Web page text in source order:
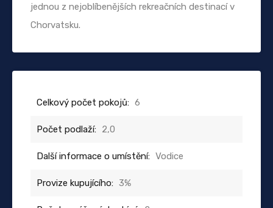
jednou z nejoblíbenějších rekreačních destinací v
Chorvatsku.
Celkový počet pokojů: 6
Počet podlaží: 2,0
Další informace o umístění: Vodice
Provize kupujícího: 3%